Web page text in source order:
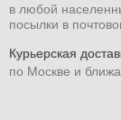
в любой
посылки в
Курьерская
по Москве и